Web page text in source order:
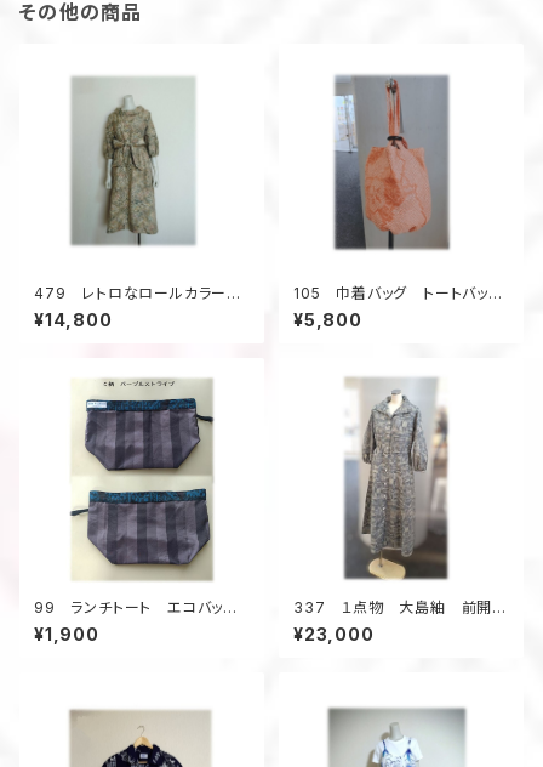
その他の商品
479 レトロなロールカラーワ
ンピース 大島紬 ベージュ
系 花柄 サッシュベルト付
¥14,800
105 巾着バッグ トートバッ
グ バケツ型バッグ 小さいサ
イズ 総絞り着物 オレンジ
¥5,800
99 ランチトート エコバッグ
村山大島アップサイクル
サブバッグ お散歩バッグ
¥1,900
337 １点物 大島紬 前開き
ワンピース 抜き衿 デッドスト
ック着物地 昭和レトロ 正
¥23,000